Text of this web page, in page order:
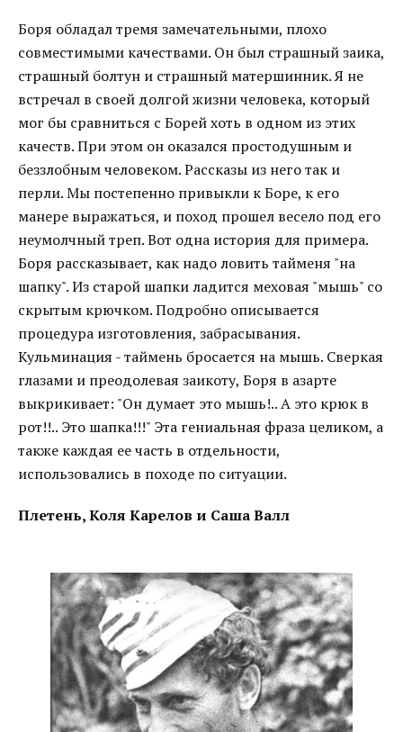
Боря обладал тремя замечательными, плохо
совместимыми качествами. Он был страшный заика,
страшный болтун и страшный матершинник. Я не
встречал в своей долгой жизни человека, который
мог бы сравниться с Борей хоть в одном из этих
качеств. При этом он оказался простодушным и
беззлобным человеком. Рассказы из него так и
перли. Мы постепенно привыкли к Боре, к его
манере выражаться, и поход прошел весело под его
неумолчный треп. Вот одна история для примера.
Боря рассказывает, как надо ловить тайменя "на
шапку". Из старой шапки ладится меховая "мышь" со
скрытым крючком. Подробно описывается
процедура изготовления, забрасывания.
Кульминация - таймень бросается на мышь. Сверкая
глазами и преодолевая заикоту, Боря в азарте
выкрикивает: "Он думает это мышь!.. А это крюк в
рот!!.. Это шапка!!!" Эта гениальная фраза целиком, а
также каждая ее часть в отдельности,
использовались в походе по ситуации.
Плетень, Коля Карелов и Саша Валл